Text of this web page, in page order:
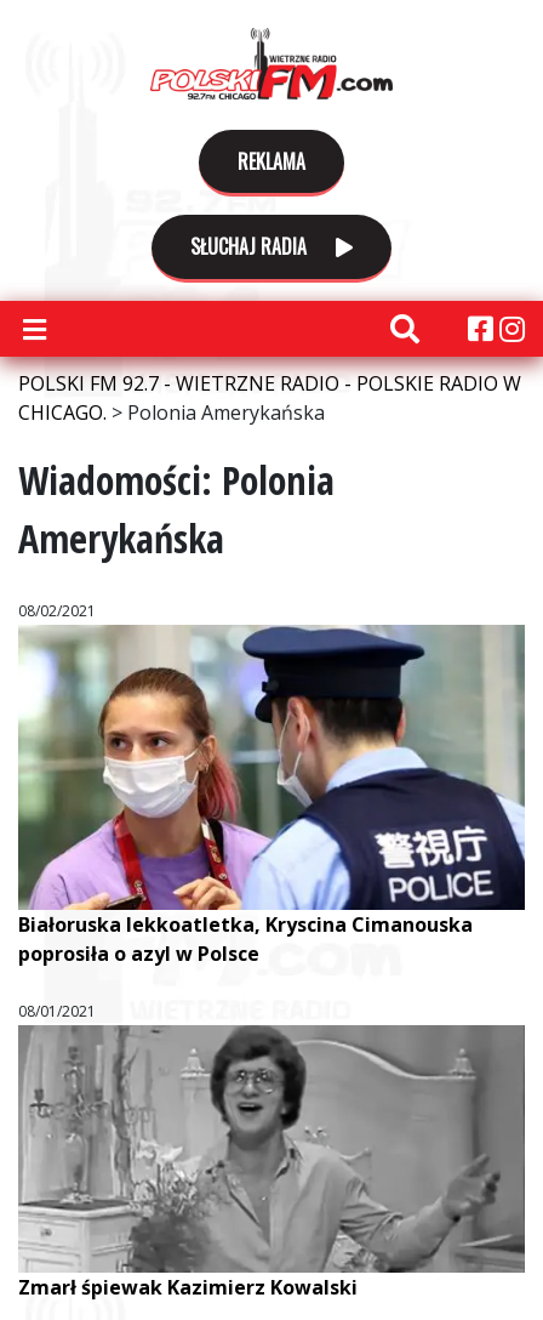
REKLAMA
SŁUCHAJ RADIA
POLSKI FM 92.7 - WIETRZNE RADIO - POLSKIE RADIO W
CHICAGO. > Polonia Amerykańska
Wiadomości: Polonia
Amerykańska
08/02/2021
Białoruska lekkoatletka, Kryscina Cimanouska
poprosiła o azyl w Polsce
08/01/2021
Zmarł śpiewak Kazimierz Kowalski